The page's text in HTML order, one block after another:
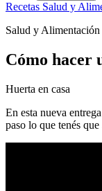
Recetas Salud y
Salud y Alimentación
Cómo hacer
Huerta en casa
En esta nueva
paso lo que tenés